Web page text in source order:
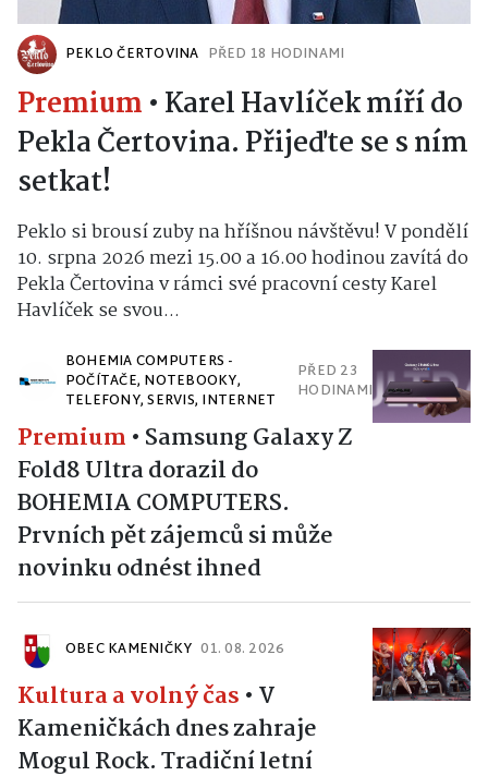
PEKLO ČERTOVINA PŘED 18 HODINAMI
Premium • Karel Havlíček míří do
Pekla Čertovina. Přijeďte se s ním
setkat!
Peklo si brousí zuby na hříšnou návštěvu! V pondělí
10. srpna 2026 mezi 15.00 a 16.00 hodinou zavítá do
Pekla Čertovina v rámci své pracovní cesty Karel
Havlíček se svou...
BOHEMIA COMPUTERS -
POČÍTAČE, NOTEBOOKY,
TELEFONY, SERVIS, INTERNET
PŘED 23
HODINAMI
Premium • Samsung Galaxy Z
Fold8 Ultra dorazil do
BOHEMIA COMPUTERS.
Prvních pět zájemců si může
novinku odnést ihned
OBEC KAMENIČKY 01. 08. 2026
Kultura a volný čas • V
Kameničkách dnes zahraje
Mogul Rock. Tradiční letní